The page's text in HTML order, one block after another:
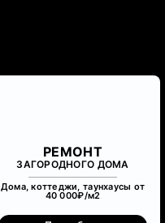
РЕМОНТ
ЗАГОРОДНОГО ДОМА
Дома, коттеджи, таунхаусы от
40 000₽/м2